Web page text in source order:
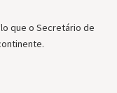
que o Secretário de